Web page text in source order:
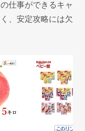
仕事ができるキャ
、安定攻略には欠